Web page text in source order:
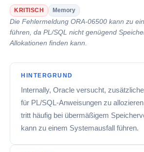
KRITISCH Memory
Die Fehlermeldung ORA-06500 kann zu
führen, da PL/SQL nicht genügend
Allokationen finden kann.
HINTERGRUND
Internally, Oracle versucht,
für PL/SQL-Anweisungen zu
tritt häufig bei übermäßigem
kann zu einem Systemausfall führen.